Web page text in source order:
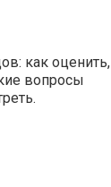
как оценить,
вопросы